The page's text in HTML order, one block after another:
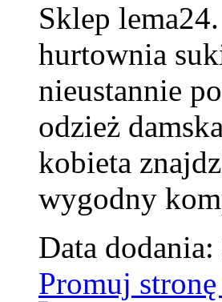
Sklep
hurtownia
nieustannie
odzież
kobieta
wygodny
Data
Promuj